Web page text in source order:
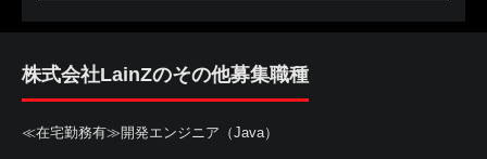
株式会社LainZのその他募集職種
≪在宅勤務有≫開発エンジニア（Java）